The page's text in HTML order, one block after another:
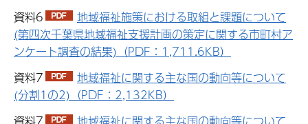
資料6
地域福祉施策における取組と課題について
(第四次千葉県地域福祉支援計画の策定に関する市町村ア
ンケート調査の結果)（PDF：1,711.6KB）
資料7
地域福祉に関する主な国の動向等について
(分割1の2)（PDF：2,132KB）